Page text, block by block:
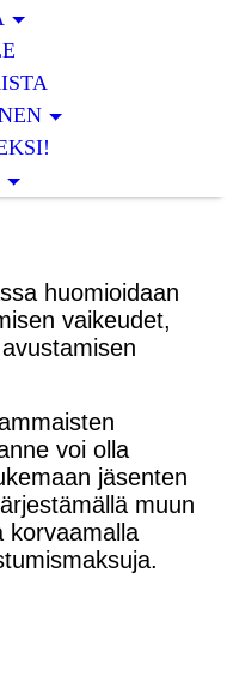
huomioidaan
vaikeudet,
voi olla
jäsenten
muun
korvaamalla